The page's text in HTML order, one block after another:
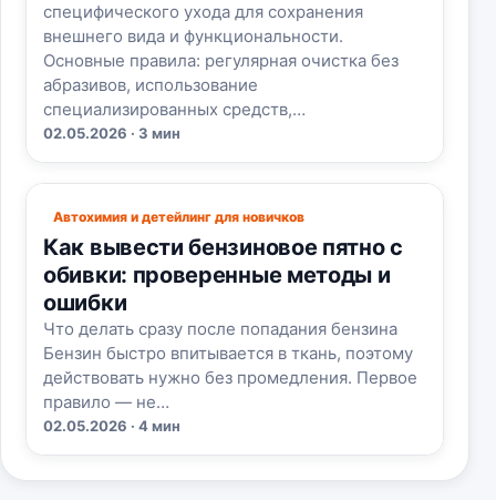
специфического ухода для сохранения
внешнего вида и функциональности.
Основные правила: регулярная очистка без
абразивов, использование
специализированных средств,…
02.05.2026 · 3 мин
Автохимия и детейлинг для новичков
Как вывести бензиновое пятно с
обивки: проверенные методы и
ошибки
Что делать сразу после попадания бензина
Бензин быстро впитывается в ткань, поэтому
действовать нужно без промедления. Первое
правило — не…
02.05.2026 · 4 мин